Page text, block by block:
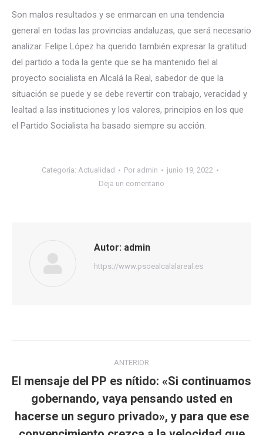
Son malos resultados y se enmarcan en una tendencia
general en todas las provincias andaluzas, que será necesario
analizar. Felipe López ha querido también expresar la gratitud
del partido a toda la gente que se ha mantenido fiel al
proyecto socialista en Alcalá la Real, sabedor de que la
situación se puede y se debe revertir con trabajo, veracidad y
lealtad a las instituciones y los valores, principios en los que
el Partido Socialista ha basado siempre su acción.
Categoría: Actualidad Por admin
junio 19, 2022
Deja un comentario
Autor: admin
https://www.psoealcalalareal.es
Navegación
entre
publicaciones
ANTERIOR
Publicación
El mensaje del PP es nítido: «Si continuamos
gobernando, vaya pensando usted en
hacerse un seguro privado», y para que ese